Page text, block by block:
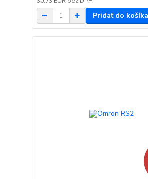
Pridať do košíka